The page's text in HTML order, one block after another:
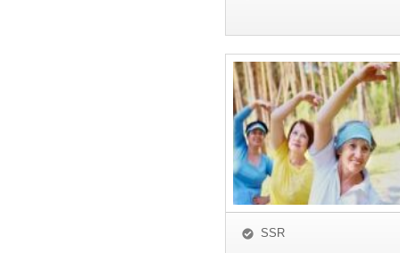
SSR